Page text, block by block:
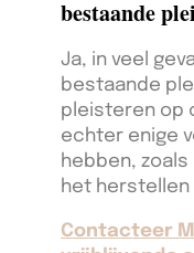
bestaande
Ja, in veel
bestaande
pleisteren op
echter enige
hebben,
het herstellen
Contacteer